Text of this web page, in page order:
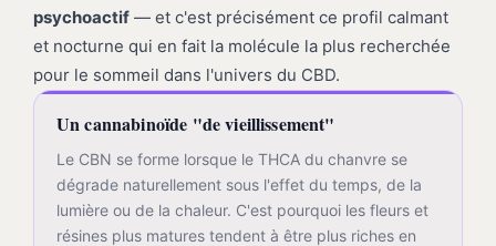
psychoactif — et c'est précisément ce profil calmant
et nocturne qui en fait la molécule la plus recherchée
pour le sommeil dans l'univers du CBD.
Un cannabinoïde "de vieillissement"
Le CBN se forme lorsque le THCA du chanvre se
dégrade naturellement sous l'effet du temps, de la
lumière ou de la chaleur. C'est pourquoi les fleurs et
résines plus matures tendent à être plus riches en